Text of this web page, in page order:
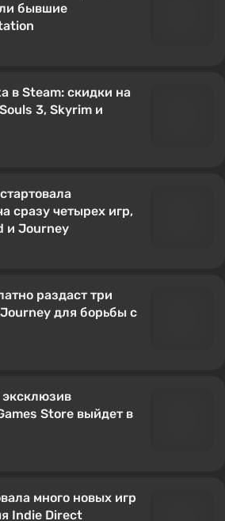
бывшие
в Steam: скидки на
3, Skyrim и
сразу четырех игр,
и Journey
раздаст три
для борьбы с
Store выйдет в
много новых игр
Indie Direct